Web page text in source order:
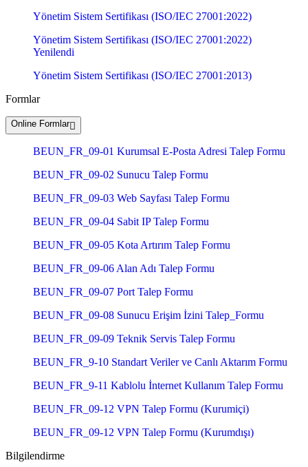
Yönetim Sistem Sertifikası (ISO/IEC 27001:2022)
Yönetim Sistem Sertifikası (ISO/IEC 27001:2022)
Yenilendi
Yönetim Sistem Sertifikası (ISO/IEC 27001:2013)
Formlar
Online Formlar
BEUN_FR_09-01 Kurumsal E-Posta Adresi Talep Formu
BEUN_FR_09-02 Sunucu Talep Formu
BEUN_FR_09-03 Web Sayfası Talep Formu
BEUN_FR_09-04 Sabit IP Talep Formu
BEUN_FR_09-05 Kota Artırım Talep Formu
BEUN_FR_09-06 Alan Adı Talep Formu
BEUN_FR_09-07 Port Talep Formu
BEUN_FR_09-08 Sunucu Erişim İzini Talep_Formu
BEUN_FR_09-09 Teknik Servis Talep Formu
BEUN_FR_9-10 Standart Veriler ve Canlı Aktarım Formu
BEUN_FR_9-11 Kablolu İnternet Kullanım Talep Formu
BEUN_FR_09-12 VPN Talep Formu (Kurumiçi)
BEUN_FR_09-12 VPN Talep Formu (Kurumdışı)
Bilgilendirme